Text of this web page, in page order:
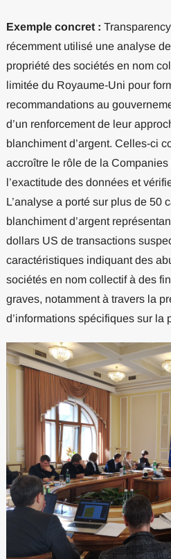
Exemple concret :
récemment utilisé une analyse
propriété des sociétés en nom
limitée du Royaume-Uni pour
recommandations au
d’un renforcement de leur
blanchiment d’argent. Celles-ci
accroître le rôle de la
l’exactitude des données et
L’analyse a porté sur plus de 50
blanchiment d’argent
dollars US de transactions
caractéristiques indiquant des
sociétés en nom collectif à des
graves, notamment à travers la
d’informations spécifiques sur la